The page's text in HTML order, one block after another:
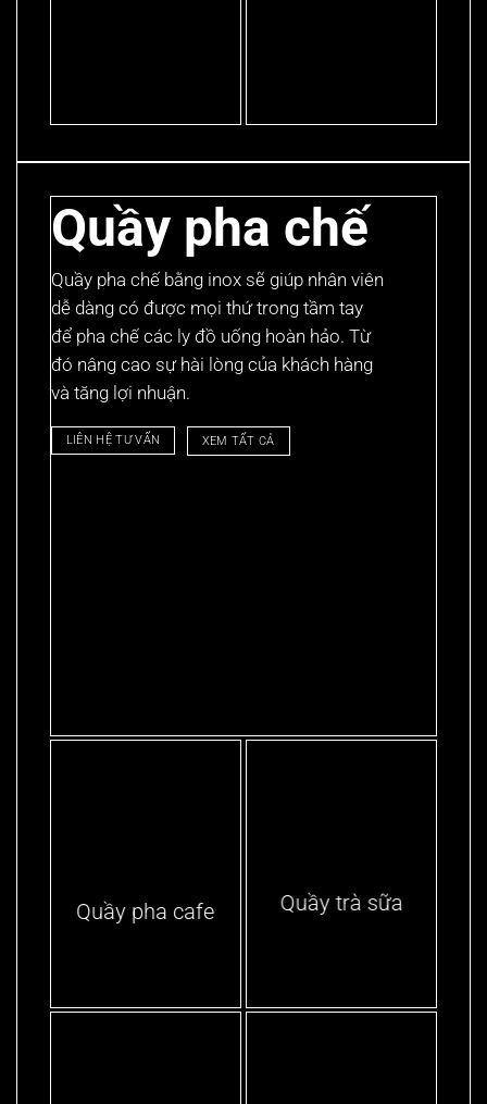
Quầy pha chế
Quầy pha chế bằng inox sẽ giúp nhân viên
dễ dàng có được mọi thứ trong tầm tay
để pha chế các ly đồ uống hoàn hảo. Từ
đó nâng cao sự hài lòng của khách hàng
và tăng lợi nhuận.
LIÊN HỆ TƯ VẤN XEM TẤT CẢ
Quầy pha cafe Quầy trà sữa